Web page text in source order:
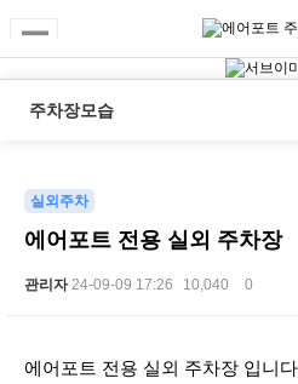
주차장모습
실외주차
에어포트 전용 실외 주차장
관리자 24-09-09 17:26 10,040 0
에어포트 전용 실외 주차장 입니